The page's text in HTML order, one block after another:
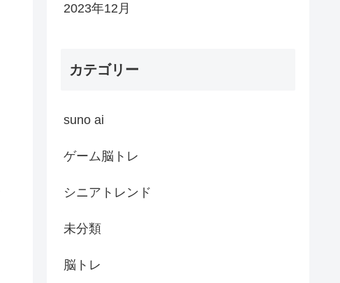
2023年12月
カテゴリー
suno ai
ゲーム脳トレ
シニアトレンド
未分類
脳トレ